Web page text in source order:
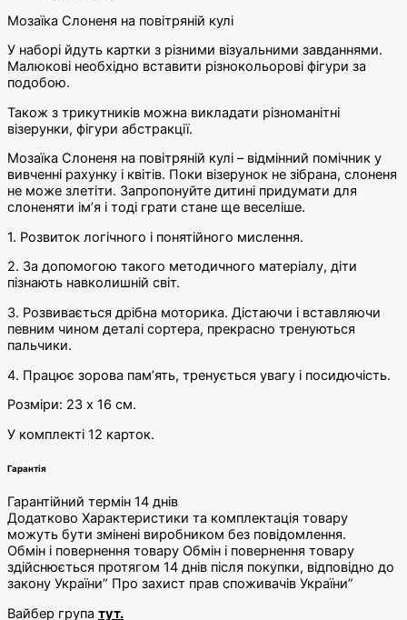
Мозаїка Слоненя на повітряній кулі
У наборі йдуть картки з різними візуальними завданнями.
Малюкові необхідно вставити різнокольорові фігури за
подобою.
Також з трикутників можна викладати різноманітні
візерунки, фігури абстракції.
Мозаїка Слоненя на повітряній кулі – відмінний помічник у
вивченні рахунку і квітів. Поки візерунок не зібрана, слоненя
не може злетіти. Запропонуйте дитині придумати для
слоненяти ім’я і тоді грати стане ще веселіше.
1. Розвиток логічного і понятійного мислення.
2. За допомогою такого методичного матеріалу, діти
пізнають навколишній світ.
3. Розвивається дрібна моторика. Дістаючи і вставляючи
певним чином деталі сортера, прекрасно тренуються
пальчики.
4. Працює зорова пам’ять, тренується увагу і посидючість.
Розміри: 23 х 16 см.
У комплекті 12 карток.
Гарантія
Гарантійний термін 14 днів
Додатково Характеристики та комплектація товару
можуть бути змінені виробником без повідомлення.
Обмін і повернення товару Обмін і повернення товару
здійснюється протягом 14 днів після покупки, відповідно до
закону України” Про захист прав споживачів України”
Вайбер група тут.